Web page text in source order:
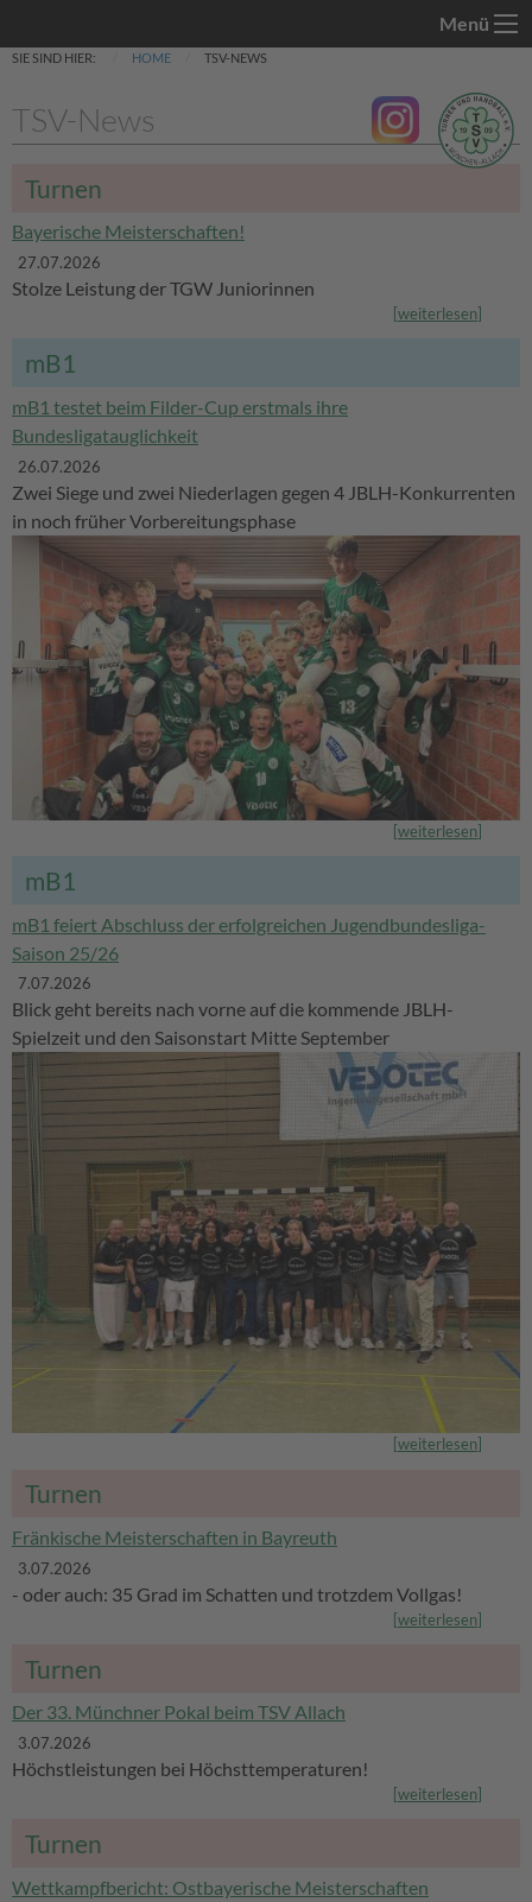
Menü
SIE SIND HIER: HOME TSV-NEWS
TSV-News
Turnen
Bayerische Meisterschaften!
27.07.2026
Stolze Leistung der TGW Juniorinnen
[weiterlesen]
mB1
mB1 testet beim Filder-Cup erstmals ihre
Bundesligatauglichkeit
26.07.2026
Zwei Siege und zwei Niederlagen gegen 4 JBLH-Konkurrenten
in noch früher Vorbereitungsphase
[weiterlesen]
mB1
mB1 feiert Abschluss der erfolgreichen Jugendbundesliga-
Saison 25/26
7.07.2026
Blick geht bereits nach vorne auf die kommende JBLH-
Spielzeit und den Saisonstart Mitte September
[weiterlesen]
Turnen
Fränkische Meisterschaften in Bayreuth
3.07.2026
- oder auch: 35 Grad im Schatten und trotzdem Vollgas!
[weiterlesen]
Turnen
Der 33. Münchner Pokal beim TSV Allach
3.07.2026
Höchstleistungen bei Höchsttemperaturen!
[weiterlesen]
Turnen
Wettkampfbericht: Ostbayerische Meisterschaften